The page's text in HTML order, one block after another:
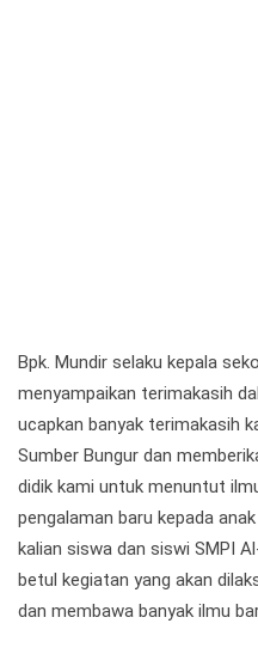
Bpk. Mundir selaku kepala
menyampaikan terimakasih
ucapkan banyak terimakasih
Sumber Bungur dan
didik kami untuk menuntut
pengalaman baru kepada
kalian siswa dan siswi SMPI
betul kegiatan yang akan
dan membawa banyak ilmu